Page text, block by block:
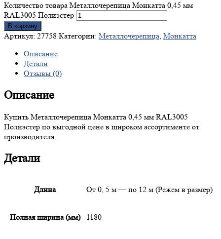
Количество товара Металлочерепица Монкатта 0,45 мм
RAL3005 Полиэстер
В корзину
Артикул: 27758 Категории: Металлочерепица, Монкатта
Описание
Детали
Отзывы (0)
Описание
Купить Металлочерепица Монкатта 0,45 мм RAL3005
Полиэстер по выгодной цене в широком ассортименте от
производителя.
Детали
Длина От 0, 5 м — по 12 м (Режем в размер)
Полная ширина (мм) 1180